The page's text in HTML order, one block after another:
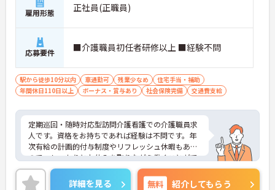
雇用形態 正社員(正職員)
応募要件 ■介護職員初任者研修以上 ■経験不問
駅から徒歩10分以内 車通勤可 残業少なめ
住宅手当・補助
年間休日110日以上
ボーナス・賞与あり 社会保険完備 交通費支給
定期巡回・随時対応型訪問介護看護での介護職員求
人です。資格をお持ちであれば経験は不問です。年
次有給の計画的付与制度やリフレッシュ休暇もある
ので、しっかりとお休みを取りながら働くことがで
きます。ご興味のある方には、面接対策ポイント
等、さらに詳細をお話ししますのでお気軽にご相談
詳細を見る 無料 紹介してもらう